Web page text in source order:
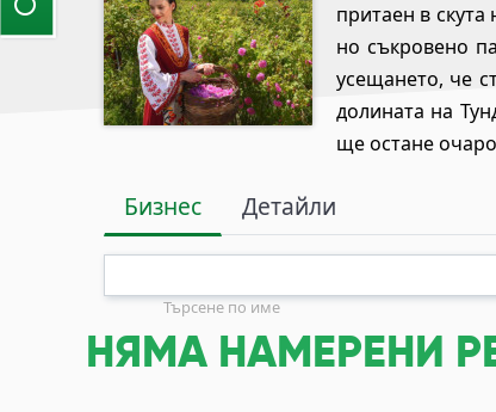
притаен в
но съкровено
усещането, че
долината на
ще остане
Бизнес Детайли
Търсене по име
НЯМА НАМЕРЕНИ